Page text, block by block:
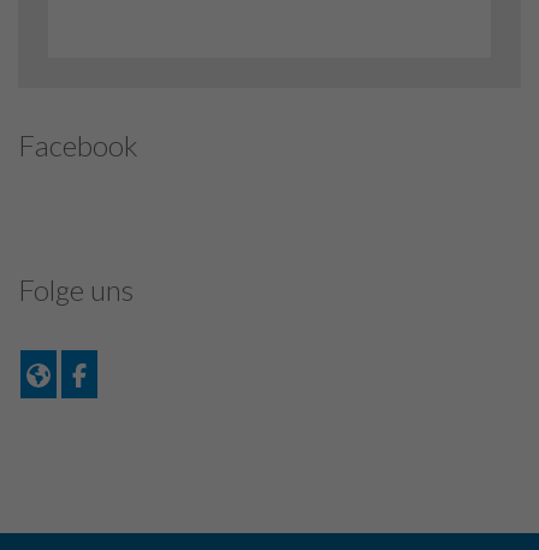
Facebook
Folge uns